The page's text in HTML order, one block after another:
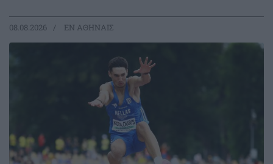
08.08.2026 EΝ ΑΘΗΝΑΙΣ